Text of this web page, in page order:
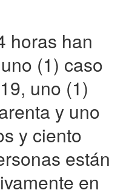
horas han
(1) caso
uno (1)
y uno
y ciento
están
en